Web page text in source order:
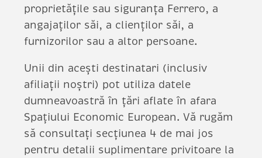
proprietățile sau siguranța Ferrero, a
angajaților săi, a clienților săi, a
furnizorilor sau a altor persoane.
Unii din acești destinatari (inclusiv
afiliații noștri) pot utiliza datele
dumneavoastră în țări aflate în afara
Spațiului Economic European. Vă rugăm
să consultați secțiunea 4 de mai jos
pentru detalii suplimentare privitoare la